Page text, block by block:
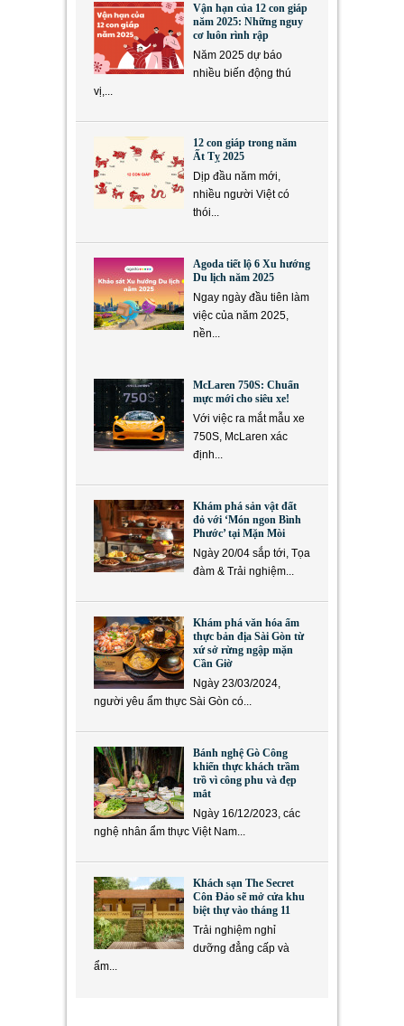
Vận hạn của 12 con giáp
năm 2025: Những nguy
cơ luôn rình rập
Năm 2025 dự báo
nhiều biến động thú
vị,...
12 con giáp trong năm
Ất Tỵ 2025
Dịp đầu năm mới,
nhiều người Việt có
thói...
Agoda tiết lộ 6 Xu hướng
Du lịch năm 2025
Ngay ngày đầu tiên làm
việc của năm 2025,
nền...
McLaren 750S: Chuẩn
mực mới cho siêu xe!
Với việc ra mắt mẫu xe
750S, McLaren xác
định...
Khám phá sản vật đất
đỏ với ‘Món ngon Bình
Phước’ tại Mặn Mòi
Ngày 20/04 sắp tới, Tọa
đàm & Trải nghiệm...
Khám phá văn hóa ẩm
thực bản địa Sài Gòn từ
xứ sở rừng ngập mặn
Cần Giờ
Ngày 23/03/2024,
người yêu ẩm thực Sài Gòn có...
Bánh nghệ Gò Công
khiến thực khách trầm
trồ vì công phu và đẹp
mắt
Ngày 16/12/2023, các
nghệ nhân ẩm thực Việt Nam...
Khách sạn The Secret
Côn Đảo sẽ mở cửa khu
biệt thự vào tháng 11
Trải nghiệm nghỉ
dưỡng đẳng cấp và
ẩm...